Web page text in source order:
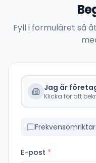
Fyll i formuläret så
Jag är
Klicka för att
E-post *